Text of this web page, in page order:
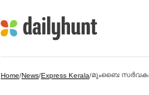
Home/News/Express Kerala/മുംബൈ